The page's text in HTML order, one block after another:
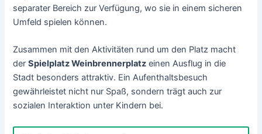
separater Bereich zur Verfügung, wo sie in einem sicheren
Umfeld spielen können.
Zusammen mit den Aktivitäten rund um den Platz macht
derSpielplatz Weinbrennerplatz einen Ausflug in die
Stadt besonders attraktiv. Ein Aufenthaltsbesuch
gewährleistet nicht nur Spaß, sondern trägt auch zur
sozialen Interaktion unter Kindern bei.